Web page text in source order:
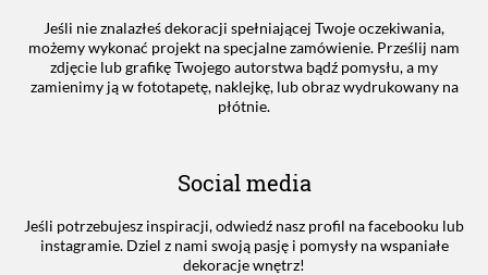
Jeśli nie znalazłeś dekoracji spełniającej Twoje oczekiwania,
możemy wykonać projekt na specjalne zamówienie. Prześlij nam
zdjęcie lub grafikę Twojego autorstwa bądź pomysłu, a my
zamienimy ją w fototapetę, naklejkę, lub obraz wydrukowany na
płótnie.
Social media
Jeśli potrzebujesz inspiracji, odwiedź nasz profil na facebooku lub
instagramie. Dziel z nami swoją pasję i pomysły na wspaniałe
dekoracje wnętrz!